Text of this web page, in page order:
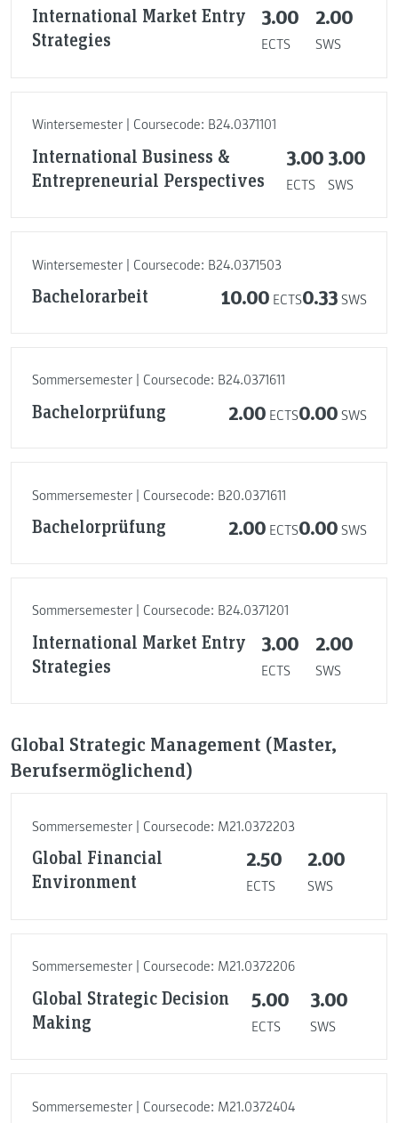
International Market Entry
Strategies
3.00
ECTS
2.00
SWS
Wintersemester | Coursecode: B24.0371101
International Business &
Entrepreneurial Perspectives
3.00
ECTS
3.00
SWS
Wintersemester | Coursecode: B24.0371503
Bachelorarbeit 10.00 ECTS0.33 SWS
Sommersemester | Coursecode: B24.0371611
Bachelorprüfung 2.00 ECTS0.00 SWS
Sommersemester | Coursecode: B20.0371611
Bachelorprüfung 2.00 ECTS0.00 SWS
Sommersemester | Coursecode: B24.0371201
International Market Entry
Strategies
3.00
ECTS
2.00
SWS
Global Strategic Management (Master,
Berufsermöglichend)
Sommersemester | Coursecode: M21.0372203
Global Financial
Environment
2.50
ECTS
2.00
SWS
Sommersemester | Coursecode: M21.0372206
Global Strategic Decision
Making
5.00
ECTS
3.00
SWS
Sommersemester | Coursecode: M21.0372404